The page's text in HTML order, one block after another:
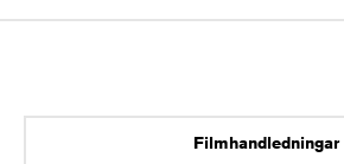
Filmhandledningar